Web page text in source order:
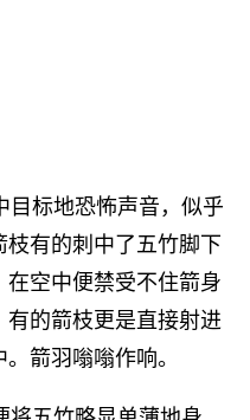
标地恐怖声音，似乎
有的刺中了五竹脚下
空中便禁受不住箭身
的箭枝更是直接射进
箭羽嗡嗡作响。